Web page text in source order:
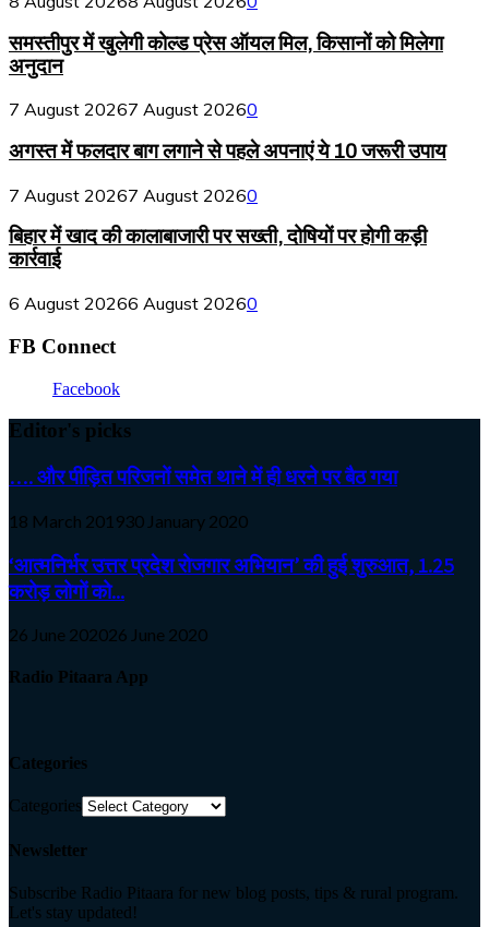
समस्तीपुर में खुलेगी कोल्ड प्रेस ऑयल मिल, किसानों को मिलेगा
अनुदान
7 August 20267 August 20260
अगस्त में फलदार बाग लगाने से पहले अपनाएं ये 10 जरूरी उपाय
7 August 20267 August 20260
बिहार में खाद की कालाबाजारी पर सख्ती, दोषियों पर होगी कड़ी
कार्रवाई
6 August 20266 August 20260
FB Connect
Facebook
Editor's picks
…. और पीड़ित परिजनों समेत थाने में ही धरने पर बैठ गया
18 March 201930 January 2020
‘आत्मनिर्भर उत्तर प्रदेश रोजगार अभियान’ की हुई शुरुआत, 1.25
करोड़ लोगों को...
26 June 202026 June 2020
Radio Pitaara App
Categories
Categories
Newsletter
Subscribe Radio Pitaara for new blog posts, tips & rural program.
Let's stay updated!